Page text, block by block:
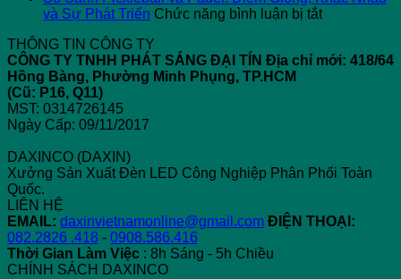
Điện
–
Chiếu
Sáng
Tính
Điện
Sử
Dụng
và Sự Phát Triển Chức năng bình luận bị tắtở
Pickleball
và
Triển
THÔNG TIN CÔNG TY
CÔNG TY TNHH PHÁT SÁNG ĐẠI TÍN Địa chỉ mới: 418/64
Hồng Bàng, Phường Minh Phụng, TP.HCM
(Cũ: P16, Q11)
MST: 0314726145
Ngày Cấp: 09/11/2017
DAXINCO (DAXIN)
Xưởng Sản Xuất Đèn LED Công Nghiệp Phân Phối Toàn
Quốc.
LIÊN HỆ
EMAIL: daxinvietnamonline@gmail.com ĐIỆN THOẠI:
082.2826 .418 - 0908.586.416
Thời Gian Làm Việc : 8h Sáng - 5h Chiều
CHÍNH SÁCH DAXINCO